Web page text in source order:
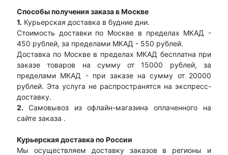
Способы получения заказа в Москве
1. Курьерская доставка в будние дни.
Стоимость доставки по Москве в пределах МКАД -
450 рублей, за пределами МКАД - 550 рублей.
Доставка по Москве в пределах МКАД бесплатна при
заказе товаров на сумму от 15000 рублей, за
пределами МКАД - при заказе на сумму от 20000
рублей. Эта услуга не распространятся на экспресс-
доставку.
2.
Самовывоз из офлайн-магазина оплаченного на
сайте заказа .
Курьерская доставка по России
Мы осуществляем доставку заказов в регионы и